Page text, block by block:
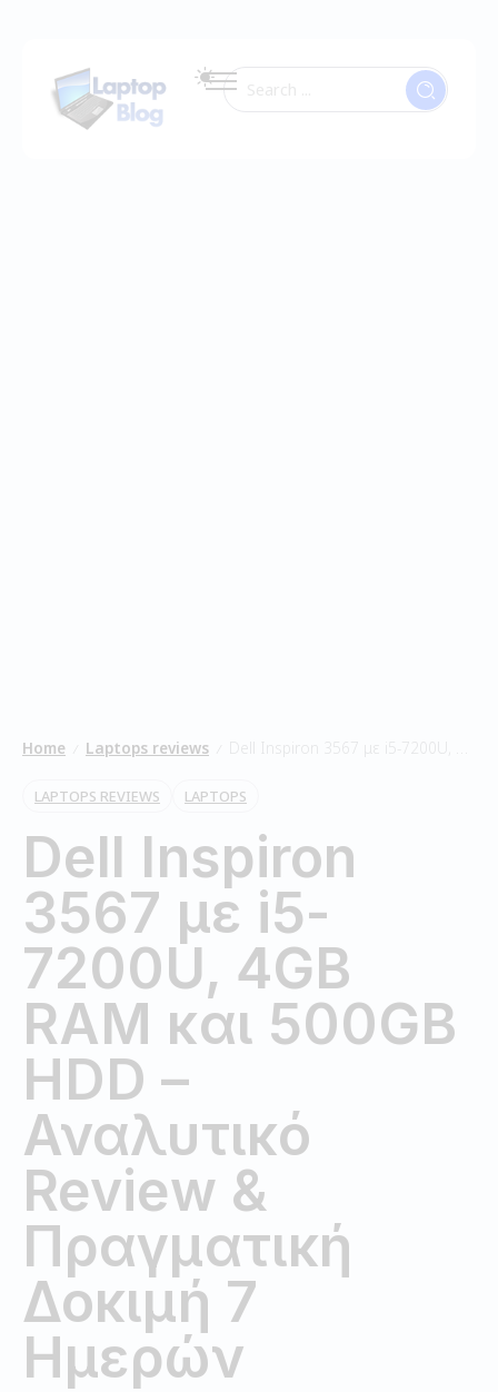
Home Laptops reviews Dell Inspiron 3567 με i5-7200U, 4GB RAM και 500GB HDD – Αναλυτικό Review & Πραγματική Δοκιμή 7 Ημερών
LAPTOPS REVIEWS LAPTOPS
Dell Inspiron
3567 με i5-
7200U, 4GB
RAM και 500GB
HDD –
Αναλυτικό
Review &
Πραγματική
Δοκιμή 7
Ημερών